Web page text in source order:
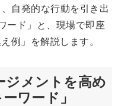
自発的な行動を引き出
ード」と、現場で即座
例」を解説します。
ジメントを高め
ワード」